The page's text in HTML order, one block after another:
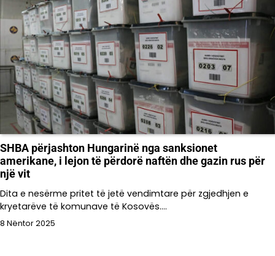
SHBA përjashton Hungarinë nga sanksionet
amerikane, i lejon të përdorë naftën dhe gazin rus për
një vit
Dita e nesërme pritet të jetë vendimtare për zgjedhjen e
kryetarëve të komunave të Kosovës.…
8 Nëntor 2025